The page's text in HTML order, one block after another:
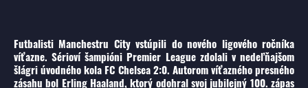
Futbalisti Manchestru City vstúpili do nového ligového ročníka
víťazne. Sérioví šampióni Premier League zdolali v nedeľňajšom
šlágri úvodného kola FC Chelsea 2:0. Autorom víťazného presného
zásahu bol Erling Haaland, ktorý odohral svoj jubilejný 100. zápas